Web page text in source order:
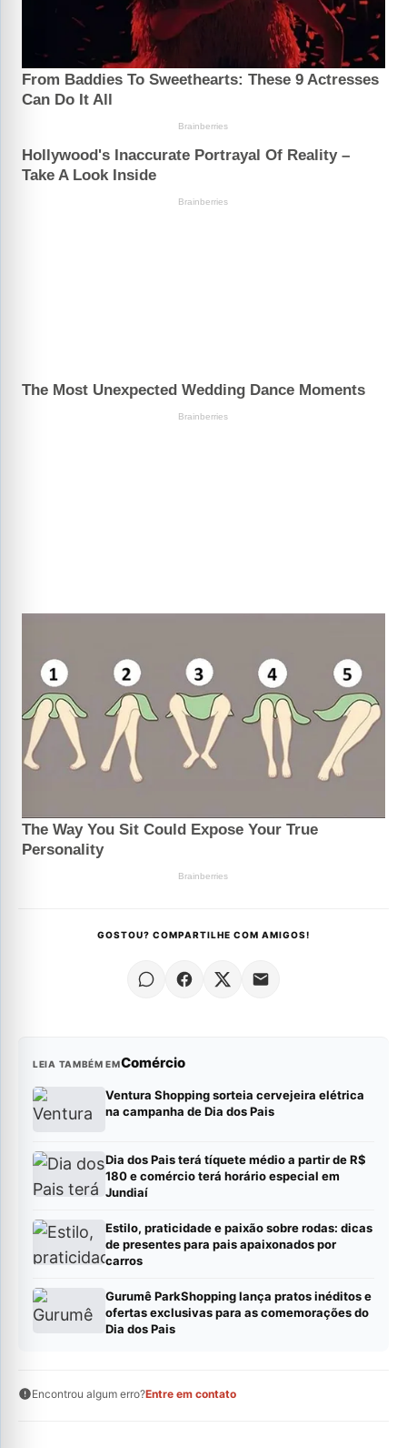
GOSTOU? COMPARTILHE COM AMIGOS!
LEIA TAMBÉM EMComércio
Ventura Shopping sorteia cervejeira elétrica
na campanha de Dia dos Pais
Dia dos Pais terá tíquete médio a partir de R$
180 e comércio terá horário especial em
Jundiaí
Estilo, praticidade e paixão sobre rodas: dicas
de presentes para pais apaixonados por
carros
Gurumê ParkShopping lança pratos inéditos e
ofertas exclusivas para as comemorações do
Dia dos Pais
Encontrou algum erro?Entre em contato